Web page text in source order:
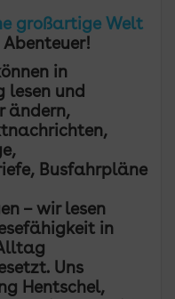
großartige Welt
in
lesen und
ändern,
Busfahrpläne
– wir lesen
in
Uns
Hentschel,